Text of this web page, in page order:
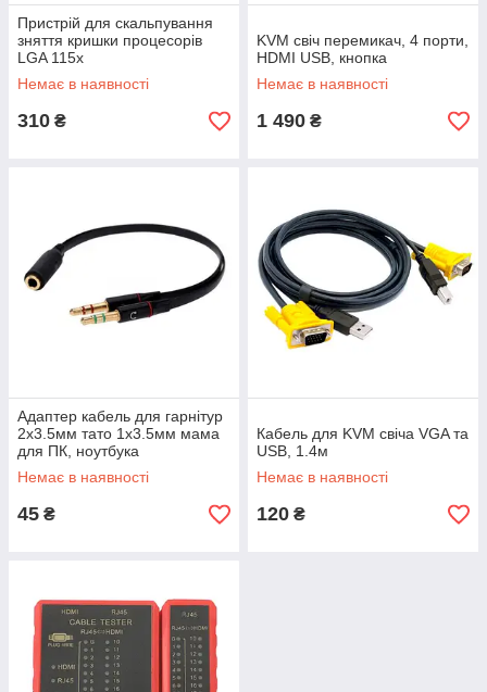
Пристрій для скальпування
зняття кришки процесорів
LGA 115x
Немає в наявності
310 ₴
KVM свіч перемикач, 4 порти,
HDMI USB, кнопка
Немає в наявності
1 490 ₴
Адаптер кабель для гарнітур
2x3.5мм тато 1x3.5мм мама
для ПК, ноутбука
Немає в наявності
45 ₴
Кабель для KVM свіча VGA та
USB, 1.4м
Немає в наявності
120 ₴